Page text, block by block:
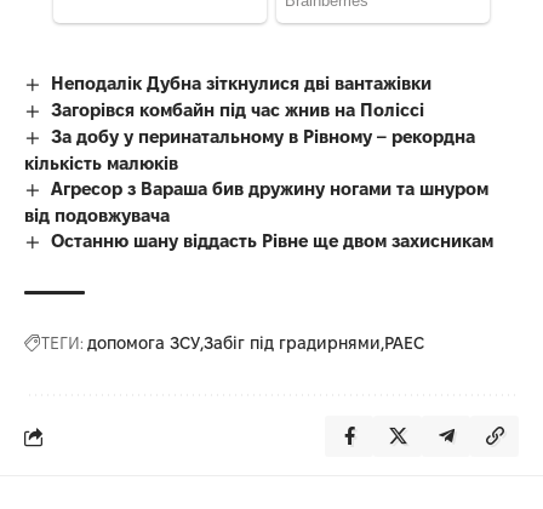
Неподалік Дубна зіткнулися дві вантажівки
Загорівся комбайн під час жнив на Поліссі
За добу у перинатальному в Рівному – рекордна
кількість малюків
Агресор з Вараша бив дружину ногами та шнуром
від подовжувача
Останню шану віддасть Рівне ще двом захисникам
ТЕГИ: допомога ЗСУЗабіг під градирнями РАЕС